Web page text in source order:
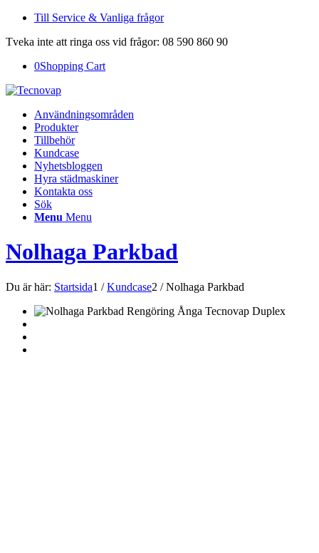
Till Service & Vanliga frågor
Tveka inte att ringa oss vid frågor: 08 590 860 90
0Shopping Cart
Användningsområden
Produkter
Tillbehör
Kundcase
Nyhetsbloggen
Hyra städmaskiner
Kontakta oss
Sök
Menu Menu
Nolhaga Parkbad
Du är här: Startsida1 / Kundcase2 / Nolhaga Parkbad